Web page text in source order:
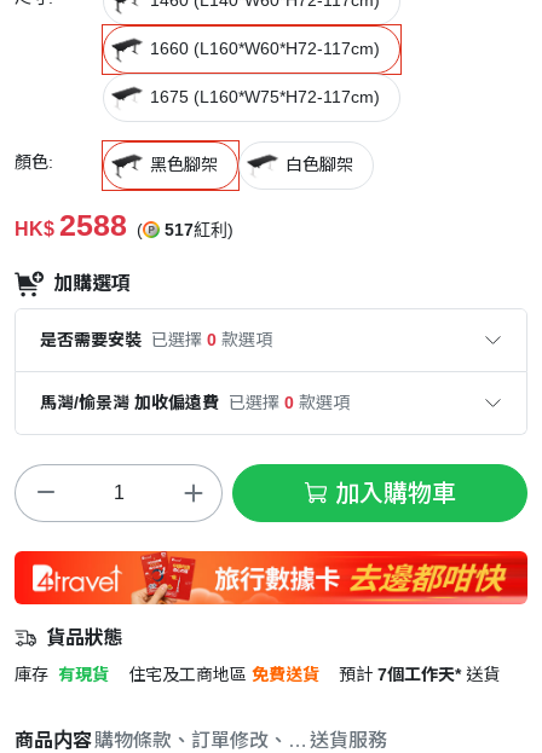
1660 (L160*W60*H72-117cm)
1675 (L160*W75*H72-117cm)
顏色: 黑色腳架 白色腳架
HK$ 2588 ( 517紅利)
加購選項
是否需要安裝 已選擇 0 款選項
馬灣/愉景灣 加收偏遠費 已選擇 0 款選項
加入購物車
貨品狀態
庫存 有現貨 住宅及工商地區 免費送貨 預計 7個工作天* 送貨
商品内容購物條款、訂單修改、取消與退款政策
送貨服務